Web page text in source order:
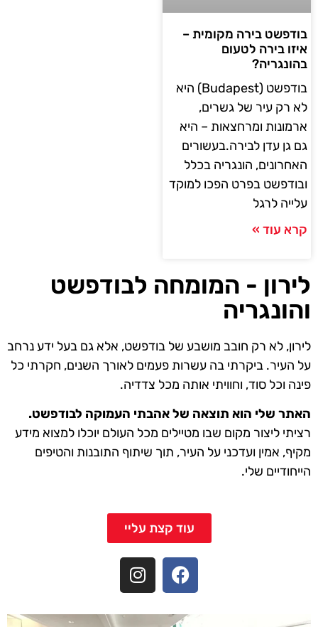
בודפשט בירה מקומית –
איזו בירה לטעום
בהונגריה?
בודפשט (Budapest) היא
לא רק עיר של גשרים,
ארמונות ומרחצאות – היא
גם גן עדן לבירה.בעשורים
האחרונים, הונגריה בכלל
ובודפשט בפרט הפכו למוקד
עלייה לרגל
קרא עוד »
לירון - המומחה לבודפשט
והונגריה
לירון, לא רק חובב מושבע של בודפשט, אלא גם בעל ידע נרחב
על העיר. ביקרתי בה עשרות פעמים לאורך השנים, חקרתי כל
פינה וכל סוד, וחוויתי אותה מכל צדדיה.
האתר שלי הוא תוצאה של אהבתי העמוקה לבודפשט.
רציתי ליצור מקום שבו מטיילים מכל העולם יוכלו למצוא מידע
מקיף, אמין ועדכני על העיר, תוך שיתוף התובנות והטיפים
הייחודיים שלי.
עוד קצת עליי